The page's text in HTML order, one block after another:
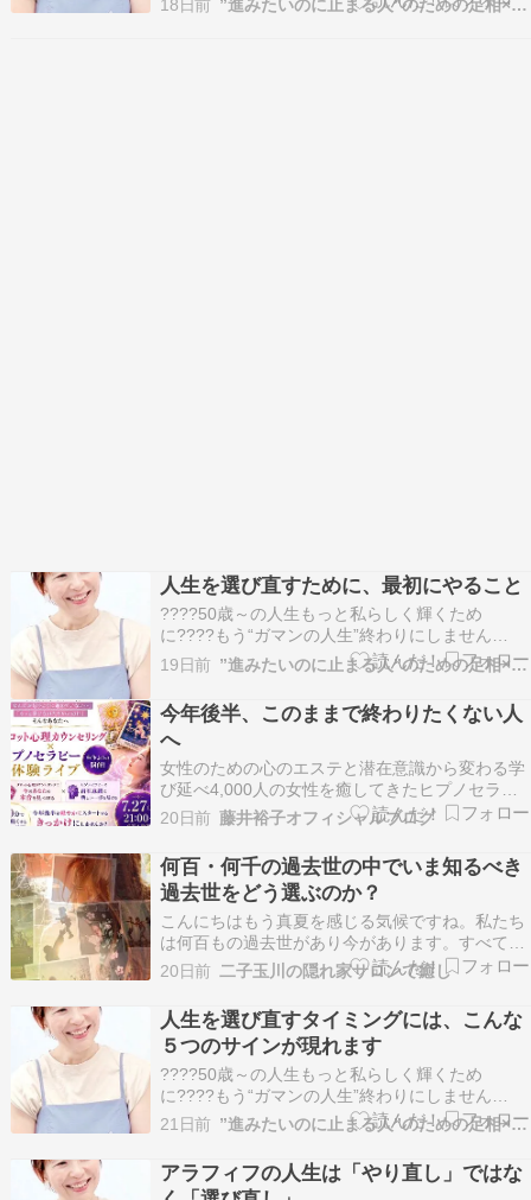
私って、いったい何者？????家族やパートナー、
18日前 ”進みたいのに止まる人”のための足相×ヒプノセラピー
人生を選び直すために、最初にやること
????50歳～の人生もっと私らしく輝くため
に????もう“ガマンの人生”終わりにしません
か？????このままで本当にいいのかな・・????
私って、いったい何者？????家族やパートナー、
職場の人間関係がしんどい????もっと自由に、心
豊かに幸せに生きたい！――そんなふうに感じ…
19日前 ”進みたいのに止まる人”のための足相×ヒプノセラピー
今年後半、このままで終わりたくない人
へ
女性のための心のエステと潜在意識から変わる学
び延べ4,000人の女性を癒してきたヒプノセラピ
ーフェイス サロン＆スクールを主宰しています藤
井裕子です。はじめましての方はこちらから自己
紹介▶ ブログにご訪問くださりありがとうござい
ます 今年後半、このままで終わりたくない人へ
今年…
20日前 藤井裕子オフィシャルブログ
何百・何千の過去世の中でいま知るべき
過去世をどう選ぶのか？
こんにちはもう真夏を感じる気候ですね。私たち
は何百もの過去世があり今があります。すべての
過去世は今世の自分に繋がっている。 痛みや恐れ
を持つ過去世も才能に溢れてそれを活かした過去
世も後悔ややり残しを感じる過去世も 私の過去世
リーディングは誰かに習ったものではなく幼少期
から見えて…
20日前 二子玉川の隠れ家サロンで癒し
人生を選び直すタイミングには、こんな
５つのサインが現れます
????50歳～の人生もっと私らしく輝くため
に????もう“ガマンの人生”終わりにしません
か？????このままで本当にいいのかな・・????
私って、いったい何者？????家族やパートナー、
職場の人間関係がしんどい????もっと自由に、心
豊かに幸せに生きたい！――そんなふうに感じ…
21日前 ”進みたいのに止まる人”のための足相×ヒプノセラピー
アラフィフの人生は「やり直し」ではな